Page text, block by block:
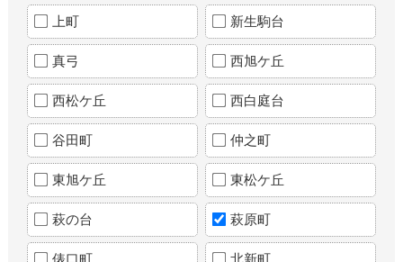
上町 新生駒台
真弓 西旭ケ丘
西松ケ丘 西白庭台
谷田町 仲之町
東旭ケ丘 東松ケ丘
萩の台 萩原町
俵口町 北新町